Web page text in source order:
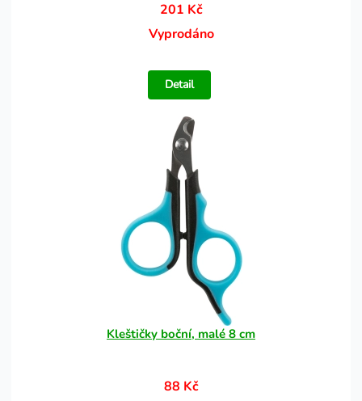
201 Kč
Vyprodáno
Detail
Kleštičky boční, malé 8 cm
88 Kč